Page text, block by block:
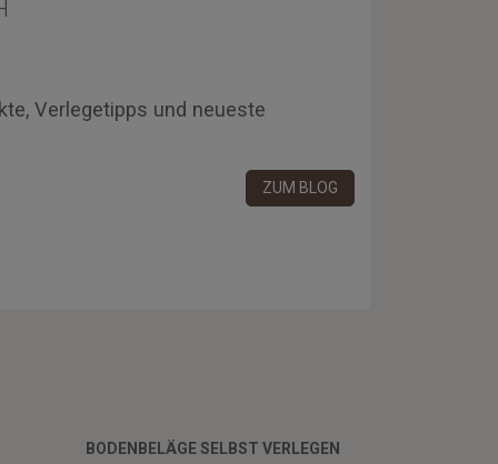
Verlegetipps und neueste
ZUM BLOG
BODENBELÄGE SELBST VERLEGEN